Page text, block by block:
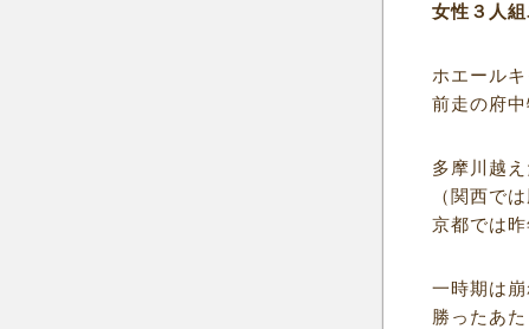
女性３人
ホエール
前走の府
多摩川越
（関西で
京都では
一時期は
勝ったあ